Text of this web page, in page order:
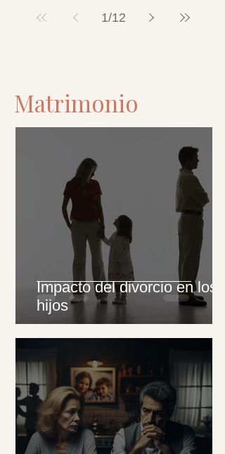
1/12
Matrimonio
Impacto del divorcio en los
hijos